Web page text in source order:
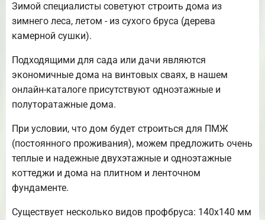
Зимой специалисты советуют строить дома из
зимнего леса, летом - из сухого бруса (дерева
камерной сушки).
Подходящими для сада или дачи являются
экономичные дома на винтовых сваях, в нашем
онлайн-каталоге присутствуют одноэтажные и
полуторатажные дома.
При условии, что дом будет строиться для ПМЖ
(постоянного проживания), можем предложить очень
теплые и надежные двухэтажные и одноэтажные
коттеджи и дома на плитном и ленточном
фундаменте.
Существует несколько видов профбруса: 140х140 мм